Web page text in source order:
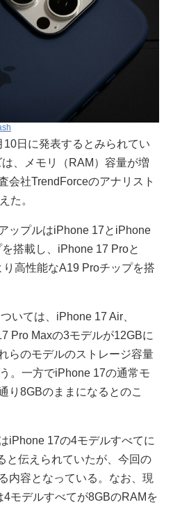
日に発表するとみられてい
、メモリ（RAM）容量が増
会社TrendForceのアナリスト
た。
ップルはiPhone 17とiPhone
搭載し、iPhone 17 Proと
高性能なA19 Proチップを搭
いては、iPhone 17 Air、
Pro Maxの3モデルが12GBに
らのモデルのストレージ容量
。一方でiPhone 17の通常モ
り8GBのままになるとのこ
iPhone 17の4モデルすべてに
と伝えられていたが、今回の
内容となっている。なお、現
モデルすべてが8GBのRAMを